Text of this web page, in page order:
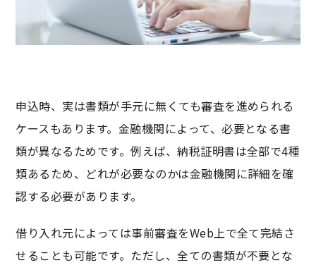
申込時、実は書類が手元に無くても審査を進められる
ケースもあります。金融機関によって、必要となる書
類が異なるためです。例えば、納税証明書は全部で4種
類あるため、どれが必要なのかは金融機関に詳細を確
認する必要があります。
借り入れ元によっては事前審査をWeb上で全て完結さ
せることも可能です。ただし、全ての書類が不要とな